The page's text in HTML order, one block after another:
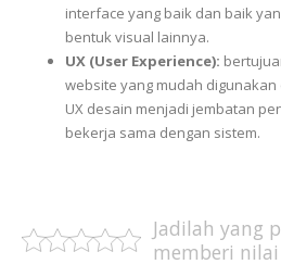
interface yang baik dan baik
bentuk visual lainnya.
UX (User Experience):
website yang mudah digunakan
UX desain menjadi jembatan
bekerja sama dengan sistem.
Jadilah yang
memberi nilai